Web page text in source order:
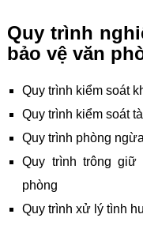
Quy trình
bảo vệ văn
Quy trình kiểm soát
Quy trình kiểm soát
Quy trình phòng
Quy trình trông giữ
phòng
Quy trình xử lý tình